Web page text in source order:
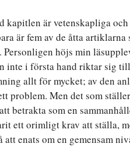
kapitlen är vetenskapliga
är fem av de åtta artiklarna
höjs min
inte i första hand riktar sig
allt för mycket; av den
problem. Men det som
betrakta som en
ett orimligt krav att ställa,
enats om en gemensam